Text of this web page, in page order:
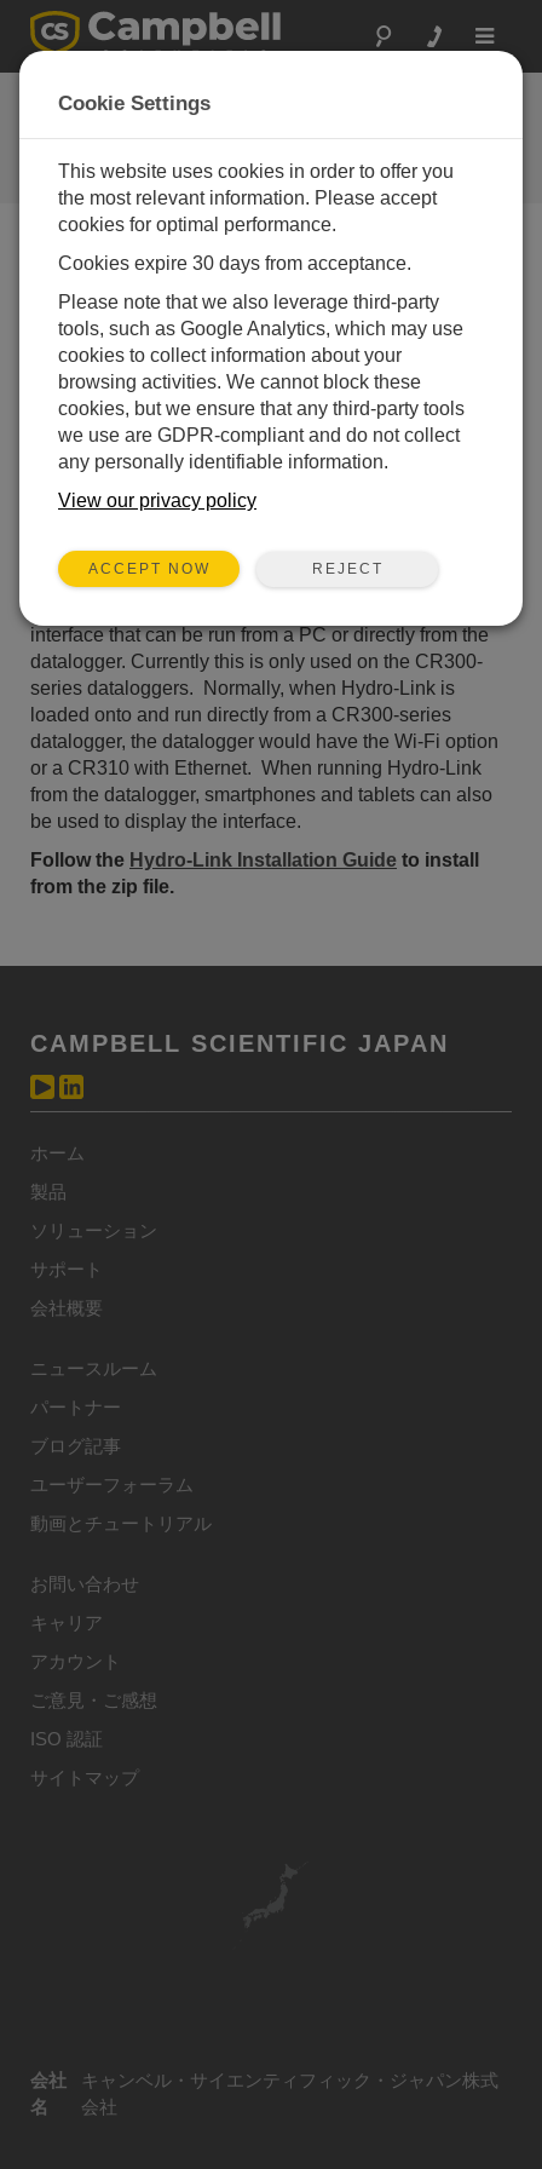
Toggle
Hydro-Link (Zip File)
- German
Get the latest download
ダウンロードメニュー
ダウンロードにすぐにアクセスしたいです
か?
ログインまたは登録
バージョン：2.02
ファイルサイズ：71.9 MB
更新日：15-04-2021
リストに加える
interface that can be run from a PC or directly from the
datalogger. Currently this is only used on the CR300-
series dataloggers. Normally, when Hydro-Link is
loaded onto and run directly from a CR300-series
datalogger, the datalogger would have the Wi-Fi option
or a CR310 with Ethernet. When running Hydro-Link
from the datalogger, smartphones and tablets can also
be used to display the interface.
Follow the Hydro-Link Installation Guide to install
from the zip file.
CAMPBELL SCIENTIFIC JAPAN
ホーム
製品
ソリューション
サポート
会社概要
ニュースルーム
パートナー
ブログ記事
ユーザーフォーラム
動画とチュートリアル
お問い合わせ
キャリア
アカウント
ご意見・ご感想
ISO 認証
サイトマップ
会社
名
キャンベル・サイエンティフィック・ジャパン株式
会社
Cookie Settings
This website uses cookies in order to offer you
the most relevant information. Please accept
cookies for optimal performance.
Cookies expire 30 days from acceptance.
Please note that we also leverage third-party
tools, such as Google Analytics, which may use
cookies to collect information about your
browsing activities. We cannot block these
cookies, but we ensure that any third-party tools
we use are GDPR-compliant and do not collect
any personally identifiable information.
View our privacy policy
ACCEPT NOW REJECT